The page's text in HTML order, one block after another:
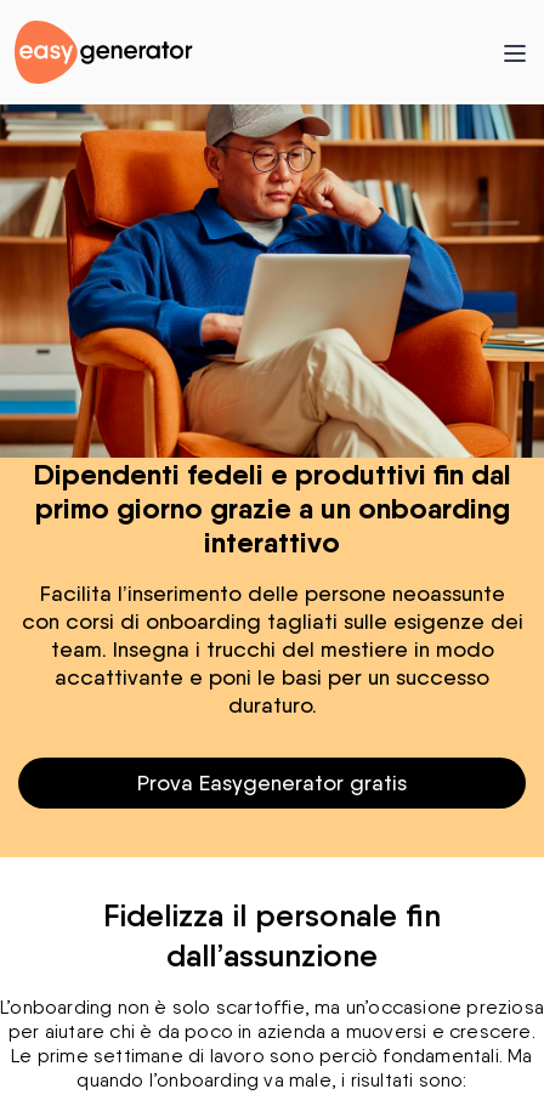
Dipendenti fedeli e produttivi fin dal
primo giorno grazie a un onboarding
interattivo
Facilita l’inserimento delle persone neoassunte
con corsi di onboarding tagliati sulle esigenze dei
team. Insegna i trucchi del mestiere in modo
accattivante e poni le basi per un successo
duraturo.
Prova Easygenerator gratis
Fidelizza il personale fin
dall’assunzione
L’onboarding non è solo scartoffie, ma un’occasione preziosa
per aiutare chi è da poco in azienda a muoversi e crescere.
Le prime settimane di lavoro sono perciò fondamentali. Ma
quando l’onboarding va male, i risultati sono: